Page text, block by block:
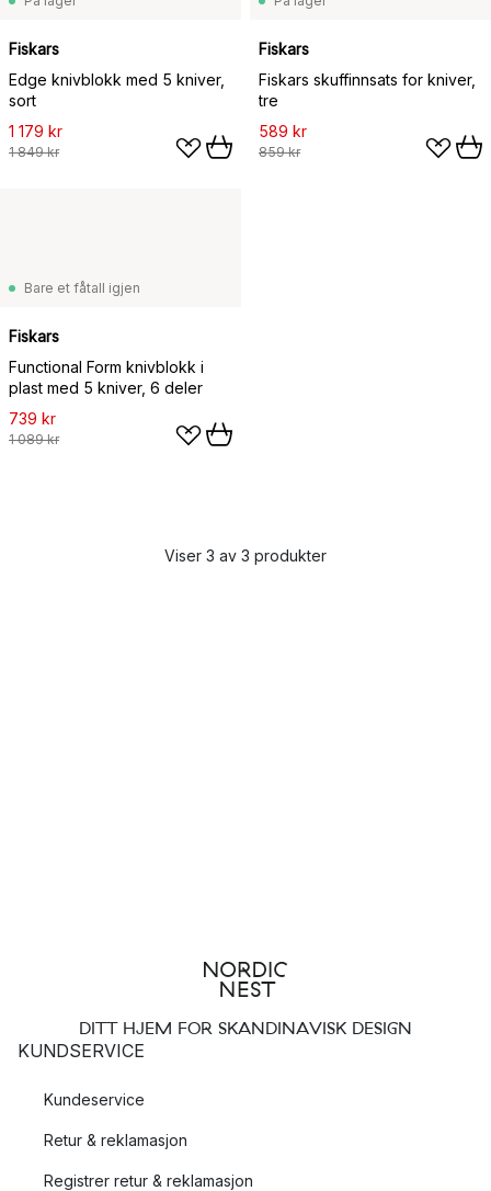
Fiskars
Edge knivblokk med 5 kniver,
sort
1 179 kr
1 849 kr
Fiskars
Fiskars skuffinnsats for kniver,
tre
589 kr
859 kr
Bare et fåtall igjen
Fiskars
Functional Form knivblokk i
plast med 5 kniver, 6 deler
739 kr
1 089 kr
Viser 3 av 3 produkter
DITT HJEM FOR SKANDINAVISK DESIGN
KUNDSERVICE
Kundeservice
Retur & reklamasjon
Registrer retur & reklamasjon